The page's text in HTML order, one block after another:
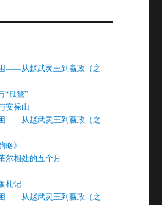
——从赵武灵王到嬴政（之
“孤鶩”
安禄山
——从赵武灵王到嬴政（之
略》
尔相处的五个月
札记
——从赵武灵王到嬴政（之